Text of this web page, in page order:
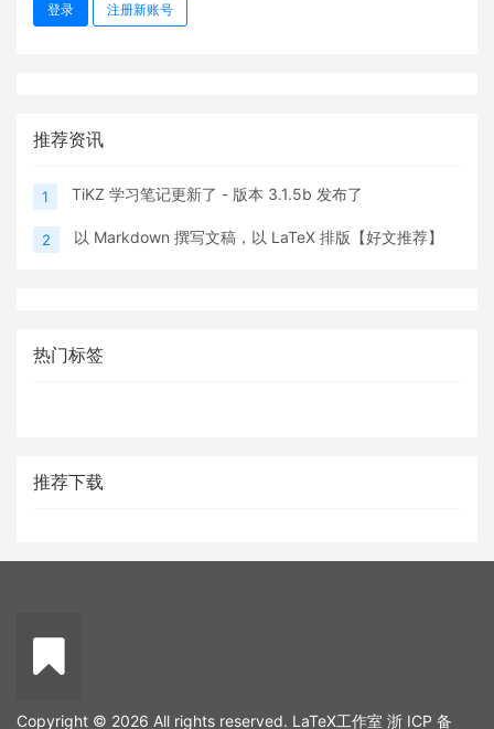
登录 注册新账号
推荐资讯
1 TiKZ 学习笔记更新了 - 版本 3.1.5b 发布了
2 以 Markdown 撰写文稿，以 LaTeX 排版【好文推荐】
热门标签
推荐下载
Copyright © 2026 All rights reserved. LaTeX工作室 浙 ICP 备